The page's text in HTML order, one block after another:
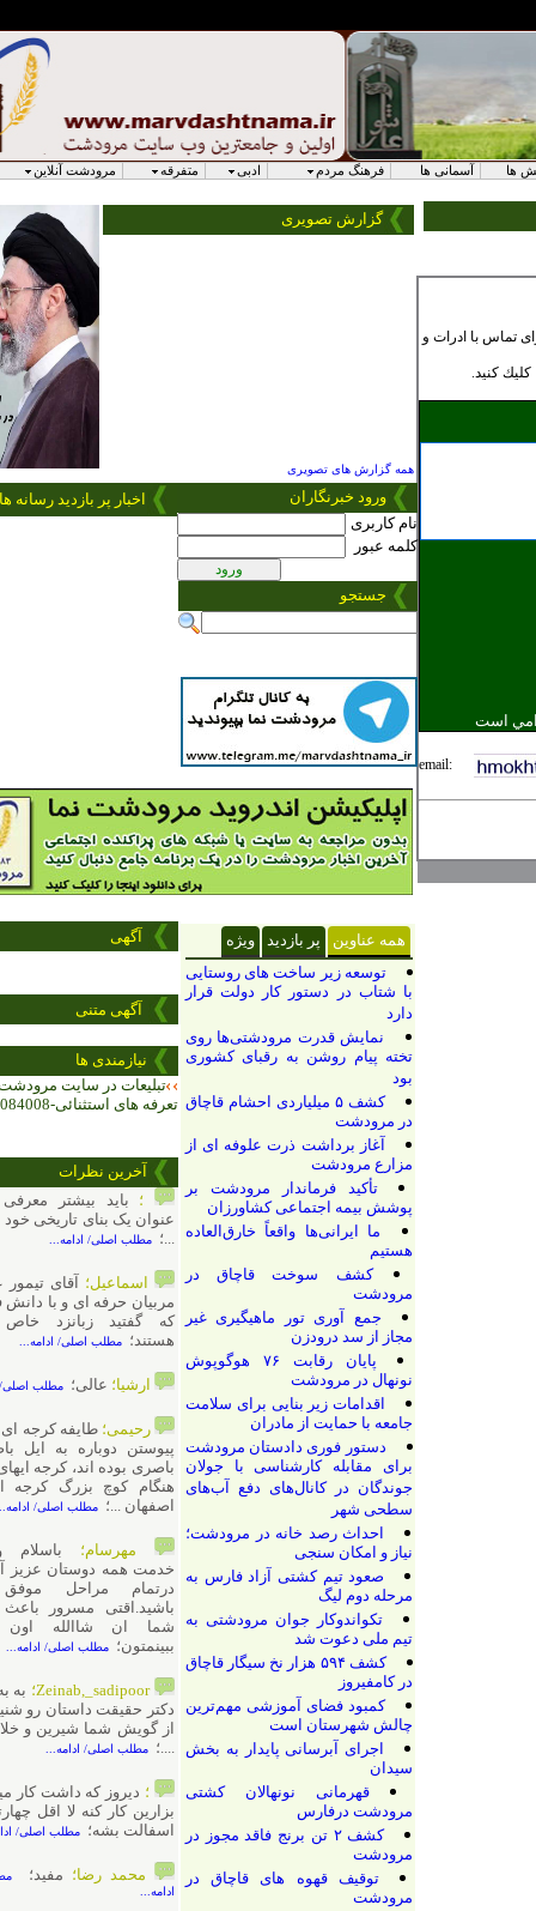
ها فرهنگ مردم ادبی متفرقه مرودشت آنلاین خانه
و
email:
گزارش تصویری
همه گزارش های تصویری
اخبار پر بازدید رسانه ها
خبرنگاران
کلمه عبور
پر بازدید
ویژه
توسعه زیر ساخت های روستایی
با شتاب در دستور کار دولت قرار
نمایش قدرت مرودشتی‌ها روی
تخته پیام روشن به رقبای کشوری
کشف ۵ میلیاردی احشام قاچاق
در مرودشت
آغاز برداشت ذرت علوفه ای از
مزارع مرودشت
تأکید فرماندار مرودشت بر
پوشش بیمه اجتماعی کشاورزان
ما ایرانی‌ها واقعاً خارق‌العاده
کشف سوخت قاچاق در
جمع آوری تور ماهیگیری غیر
مجاز از سد درودزن
پایان رقابت‌ ۷۶ هوگوپوش
نونهال در مرودشت
اقدامات زیر بنایی برای سلامت
جامعه با حمایت از مادران
دستور فوری دادستان مرودشت
برای مقابله کارشناسی با جولان
جوندگان در کانال‌های دفع آب‌های
سطحی شهر
احداث رصد خانه در مرودشت؛
نیاز و امکان سنجی
صعود تیم کشتی آزاد فارس به
مرحله دوم لیگ
تکواندوکار جوان مرودشتی به
تیم ملی دعوت شد
کشف ۵۹۴ هزار نخ سیگار قاچاق
کمبود فضای آموزشی مهم‌ترین
چالش شهرستان است
اجرای آبرسانی پایدار به بخش
قهرمانی نونهالان کشتی
مرودشت درفارس
کشف ۲ تن برنج فاقد مجوز در
توقیف قهوه های قاچاق در
متنی
نیازمندی ها
تبلیعات در سایت مرودشت آنلاین با
تعرفه های استثنائی-09394084008
آخرین نظرات
؛
باید بیشتر معرفی بشه به
عنوان یک بنای تاریخی خود مرودشتیا
...؛مطلب اصلی/ ادامه...
اسماعیل؛ آقای تیمور عمادی از
مربیان حرفه ای و با دانش فوتبال رو
که گفتید زبانزد خاص و عام
مطلب اصلی/ ادامه...
عالی؛ مطلب اصلی/ ادامه...
رحیمی؛طایفه کرجه ای از قبل از
پیوستن دوباره به ایل باصری هم
باصری بوده اند، کرجه ایهای آباده که
هنگام کوچ بزرگ کرجه ای ها از
مطلب اصلی/ ادامه...
مهرسام؛ باسلام وخداقوت
خدمت همه دوستان عزیز آن شاالله
درتمام مراحل موفق وپیروز
باشید.اقتی مسرور باعث افتخارید
شما ان شاالله اون بالابالاها
مطلب اصلی/ ادامه...
به به احسنت
دکتر حقیقت داستان رو شنیده بودیم
از گویش شما شیرین و خلاق تر شد
....؛
مطلب اصلی/ ادامه...
؛دیروز که داشت کار میکرد البته
بزارین کار کنه لا اقل چهارتا خیابون
اسفالت بشه؛مطلب اصلی/ ادامه...
محمد رضا؛مفید؛مطلب اصلی/
ادامه...